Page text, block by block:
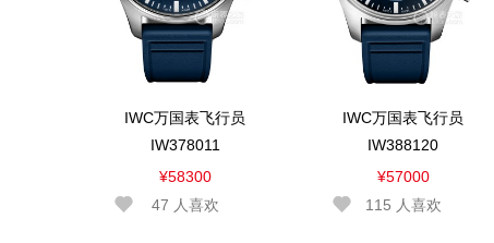
IWC万国表飞行员
IW378011
¥58300
47 人喜欢
IWC万国表飞行员
IW388120
¥57000
115 人喜欢